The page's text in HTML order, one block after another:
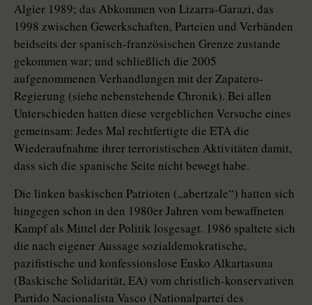
Algier 1989; das Abkommen von Lizarra-Garazi, das
1998 zwischen Gewerkschaften, Parteien und Verbänden
beidseits der spanisch-französischen Grenze zustande
gekommen war; und schließlich die 2005
aufgenommenen Verhandlungen mit der Zapatero-
Regierung (siehe nebenstehende Chronik). Bei allen
Unterschieden hatten diese vergeblichen Versuche eines
gemeinsam: Jedes Mal rechtfertigte die ETA die
Wiederaufnahme ihrer terroristischen Aktivitäten damit,
dass sich die spanische Seite nicht bewegt habe.
Die linken baskischen Patrioten („abertzale“) hatten sich
hingegen schon in den 1980er Jahren vom bewaffneten
Kampf als Mittel der Politik losgesagt. 1986 spaltete sich
die nach eigener Aussage sozialdemokratische,
pazifistische und konfessionslose Eusko Alkartasuna
(Baskische Solidarität, EA) vom christlich-konservativen
Partido Nacionalista Vasco (Nationalpartei des